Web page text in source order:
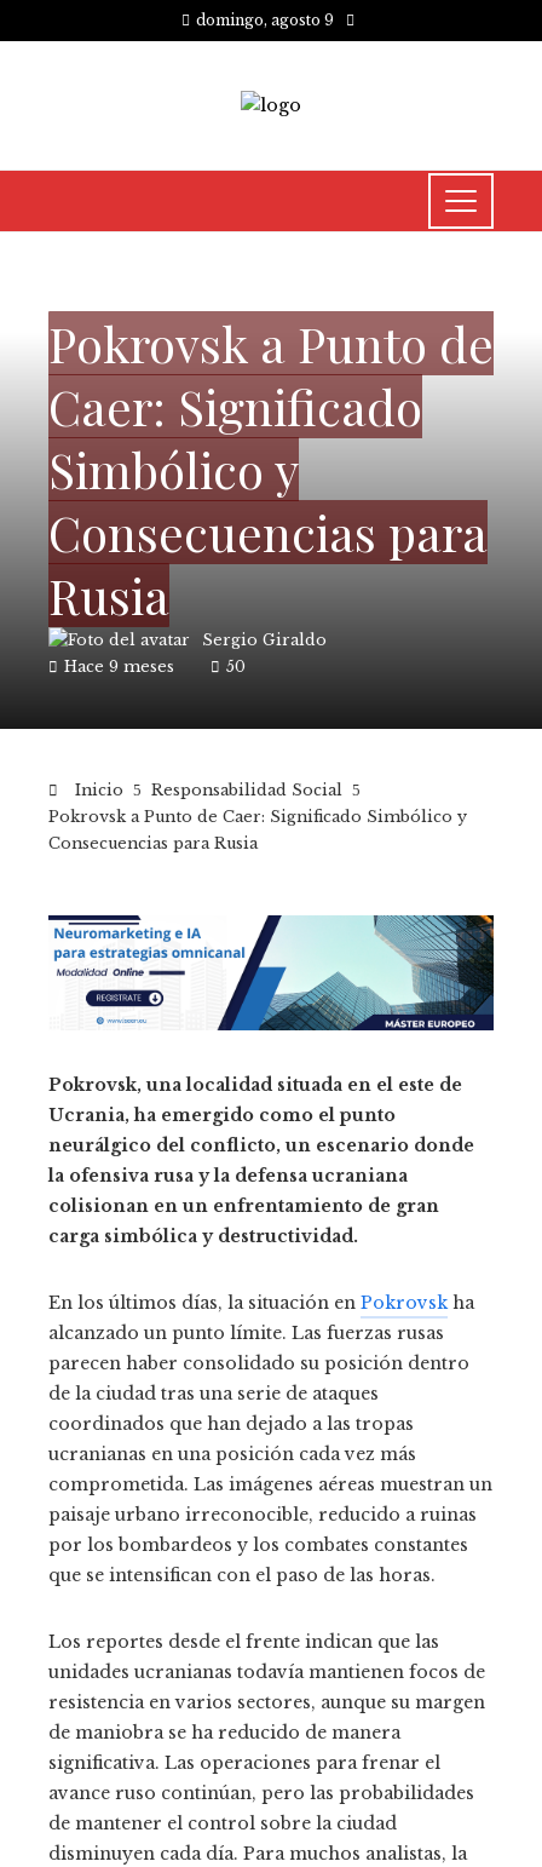
domingo, agosto 9
Pokrovsk a Punto de
Caer: Significado
Simbólico y
Consecuencias para
Rusia
Sergio Giraldo
Hace 9 meses
50
Inicio
Responsabilidad Social
Pokrovsk a Punto de Caer: Significado Simbólico y
Consecuencias para Rusia
Pokrovsk, una localidad situada en el este de
Ucrania, ha emergido como el punto
neurálgico del conflicto, un escenario donde
la ofensiva rusa y la defensa ucraniana
colisionan en un enfrentamiento de gran
carga simbólica y destructividad.
En los últimos días, la situación en Pokrovskha
alcanzado un punto límite. Las fuerzas rusas
parecen haber consolidado su posición dentro
de la ciudad tras una serie de ataques
coordinados que han dejado a las tropas
ucranianas en una posición cada vez más
comprometida. Las imágenes aéreas muestran un
paisaje urbano irreconocible, reducido a ruinas
por los bombardeos y los combates constantes
que se intensifican con el paso de las horas.
Los reportes desde el frente indican que las
unidades ucranianas todavía mantienen focos de
resistencia en varios sectores, aunque su margen
de maniobra se ha reducido de manera
significativa. Las operaciones para frenar el
avance ruso continúan, pero las probabilidades
de mantener el control sobre la ciudad
disminuyen cada día. Para muchos analistas, la